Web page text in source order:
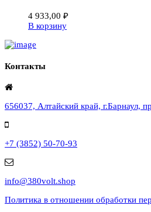
4 933,00 ₽
В корзину
Контакты
656037, Алтайский край, г.Барнаул,
+7 (3852) 50-70-93
info@380volt.shop
Политика в отношении обработки